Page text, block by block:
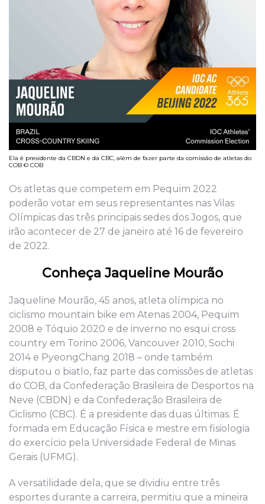
Ela é presidente da CBDN e da CBC, além de fazer parte da comissão de atletas do
COB © COB
Os atletas que competem em Pequim 2022
poderão votar em seus representantes nas Vilas
Olímpicas das três principais sedes dos Jogos, que
irão acontecer de 27 de janeiro até 16 de fevereiro
de 2022.
Conheça Jaqueline Mourão
Jaqueline Mourão, 45 anos, atleta olímpica no
ciclismo mountain bike em Atenas 2004, Pequim
2008 e Tóquio 2020 e de inverno no esqui cross
country em Torino 2006, Vancouver 2010, Sochi
2014 e PyeongChang 2018 – onde também
disputou o biatlo, faz parte das comissões de atletas
do COB, da Confederação Brasileira de Desportos na
Neve (CBDN) e da Confederação Brasileira de
Ciclismo (CBC). É a presidente das duas últimas. É
formada em Educação Física e mestre em fisiologia
do exercício pela Universidade Federal de Minas
Gerais (UFMG).
A versatilidade dela, que se dividiu entre três
esportes durante a carreira, permitiu que a mineira